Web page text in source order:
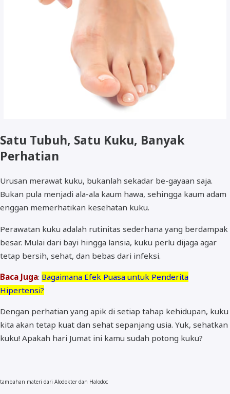
Satu Tubuh, Satu Kuku, Banyak
Perhatian
Urusan merawat kuku, bukanlah sekadar be-gayaan saja.
Bukan pula menjadi ala-ala kaum hawa, sehingga kaum adam
enggan memerhatikan kesehatan kuku.
Perawatan kuku adalah rutinitas sederhana yang berdampak
besar. Mulai dari bayi hingga lansia, kuku perlu dijaga agar
tetap bersih, sehat, dan bebas dari infeksi.
Baca Juga: Bagaimana Efek Puasa untuk Penderita
Hipertensi?
Dengan perhatian yang apik di setiap tahap kehidupan, kuku
kita akan tetap kuat dan sehat sepanjang usia. Yuk, sehatkan
kuku! Apakah hari Jumat ini kamu sudah potong kuku?
tambahan materi dari Alodokter dan Halodoc